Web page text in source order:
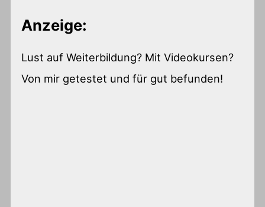
Anzeige:
Lust auf Weiterbildung? Mit Videokursen?
Von mir getestet und für gut befunden!